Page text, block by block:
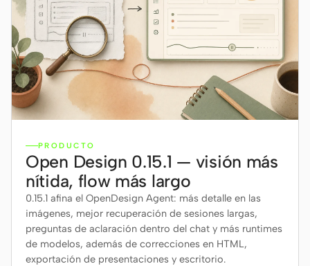
Generador de prototipos
con IA
Generador de páginas
de aterrizaje con IA
De diseño a código De Figma a código
De captura de pantalla a
código
De HTML a PPT
Plantillas Skills
Sistemas
PRODUCTO
Open Design 0.15.1 — visión más
nítida, flow más largo
0.15.1 afina el OpenDesign Agent: más detalle en las
imágenes, mejor recuperación de sesiones largas,
preguntas de aclaración dentro del chat y más runtimes
de modelos, además de correcciones en HTML,
exportación de presentaciones y escritorio.